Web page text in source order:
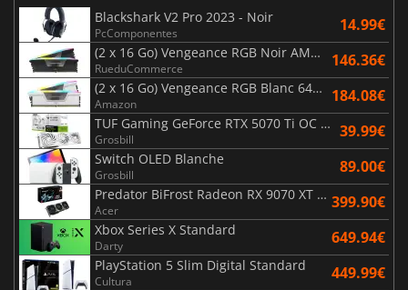
Blackshark V2 Pro 2023 - Noir
PcComponentes 14.99€
(2 x 16 Go) Vengeance RGB Noir AMD Expo 6000 MHz - CAS 30
RueduCommerce 146.36€
(2 x 16 Go) Vengeance RGB Blanc 6400 MHz - CAS 32
Amazon 184.08€
TUF Gaming GeForce RTX 5070 Ti OC White Edition 16GB
Grosbill 39.99€
Switch OLED Blanche
Grosbill 89.00€
Predator BiFrost Radeon RX 9070 XT OC 16 Go
Acer 399.90€
Xbox Series X Standard
Darty 649.94€
PlayStation 5 Slim Digital Standard
Cultura 449.99€